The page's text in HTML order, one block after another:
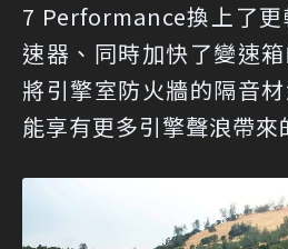
7 Performance換上了
速器、同時加快了變速
將引擎室防火牆的隔音
能享有更多引擎聲浪帶來